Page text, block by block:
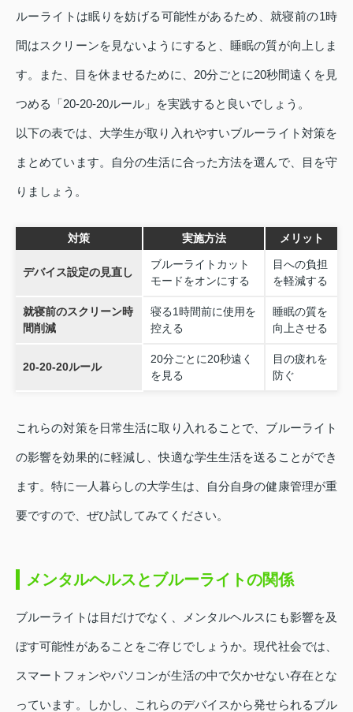
ルーライトは眠りを妨げる可能性があるため、就寝前の1時
間はスクリーンを見ないようにすると、睡眠の質が向上しま
す。また、目を休ませるために、20分ごとに20秒間遠くを見
つめる「20-20-20ルール」を実践すると良いでしょう。
以下の表では、大学生が取り入れやすいブルーライト対策を
まとめています。自分の生活に合った方法を選んで、目を守
りましょう。
対策 実施方法 メリット
デバイス設定の見直し
ブルーライトカット
モードをオンにする
目への負担
を軽減する
就寝前のスクリーン時
間削減
寝る1時間前に使用を
控える
睡眠の質を
向上させる
20-20-20ルール
20分ごとに20秒遠く
を見る
目の疲れを
防ぐ
これらの対策を日常生活に取り入れることで、ブルーライト
の影響を効果的に軽減し、快適な学生生活を送ることができ
ます。特に一人暮らしの大学生は、自分自身の健康管理が重
要ですので、ぜひ試してみてください。
メンタルヘルスとブルーライトの関係
ブルーライトは目だけでなく、メンタルヘルスにも影響を及
ぼす可能性があることをご存じでしょうか。現代社会では、
スマートフォンやパソコンが生活の中で欠かせない存在とな
っています。しかし、これらのデバイスから発せられるブル